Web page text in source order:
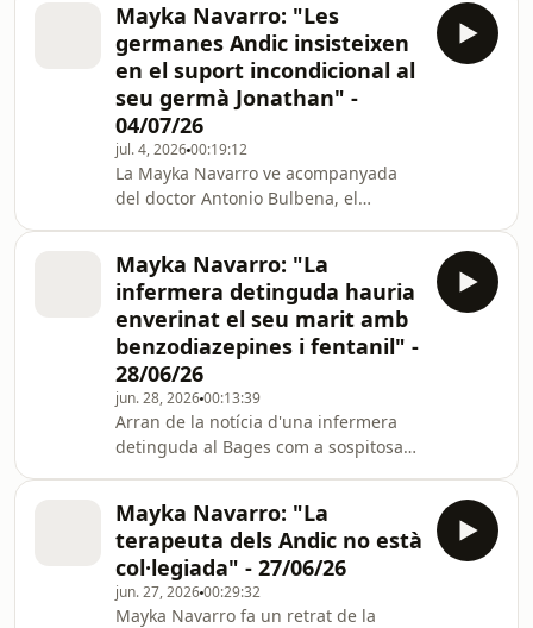
Mayka Navarro: "Les
germanes Andic insisteixen
en el suport incondicional al
seu germà Jonathan" -
04/07/26
jul. 4, 202600:19:12
La Mayka Navarro ve acompanyada
del doctor Antonio Bulbena, el
passar consulta a pare i fill.
Mayka Navarro: "La
infermera detinguda hauria
enverinat el seu marit amb
benzodiazepines i fentanil" -
28/06/26
jun. 28, 202600:13:39
Arran de la notícia d'una infermera
detinguda al Bages com a sospitosa
Mayka Navarro, una de les periodistes
que ha seguit el cas.
Mayka Navarro: "La
terapeuta dels Andic no està
col·legiada" - 27/06/26
jun. 27, 202600:29:32
Mayka Navarro fa un retrat de la